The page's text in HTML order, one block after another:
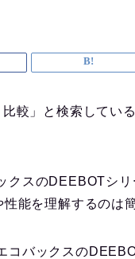
較」と検索してい
スのDEEBOTシリ
能を理解するのは
コバックスの